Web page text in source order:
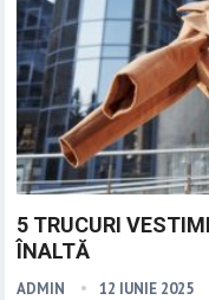
5 TRUCURI
ÎNALTĂ
ADMIN 12 IUNIE 2025